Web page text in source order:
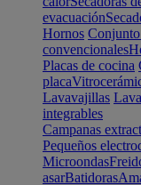
evacuación
Hornos
convencionales
Placas de cocina
placa
Lavavajillas
integrables
Campanas
Pequeños
Microondas
asarBatidoras